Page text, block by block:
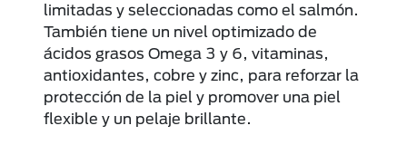
limitadas y seleccionadas como el salmón.
También tiene un nivel optimizado de
ácidos grasos Omega 3 y 6, vitaminas,
antioxidantes, cobre y zinc, para reforzar la
protección de la piel y promover una piel
flexible y un pelaje brillante.